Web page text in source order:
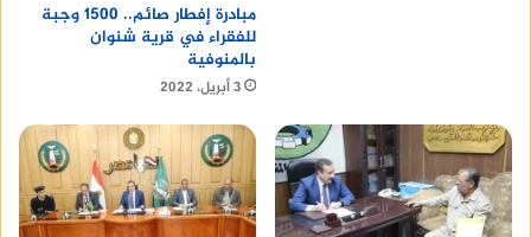
مبادرة إفطار صائم.. 1500 وجبة
للفقراء في قرية شنوان
بالمنوفية
3 أبريل، 2022